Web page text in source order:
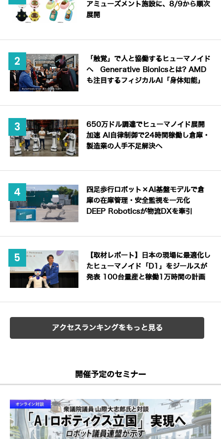
アミューズメント施設に、8/9から順次
展開
「触覚」で人と協働するヒューマノイド
へ Generative Bionicsとは? AMD
も注目するフィジカルAI「身体知能」
650万ドル調達でヒューマノイド展開
加速 AI自律制御で24時間稼働し倉庫・
製造業の人手不足解決へ
四足歩行ロボット×AI基盤モデルで倉
庫の在庫管理・安全監視を一元化
DEEP Roboticsが物流DXを牽引
【取材レポート】日本の現場に最適化し
たヒューマノイド「D1」をジールスが
発表 100台量産と稼働1万時間の計画
アクセスランキングをもっと見る
開催予定のセミナー